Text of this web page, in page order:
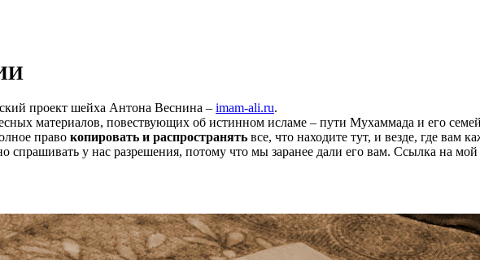
проект шейха Антона Веснина – imam-ali.ru.
материалов, повествующих об истинном исламе – пути Мухаммада и его
право копировать и распространять все, что находите тут, и везде, где вам
спрашивать у нас разрешения, потому что мы заранее дали его вам. Ссылка на